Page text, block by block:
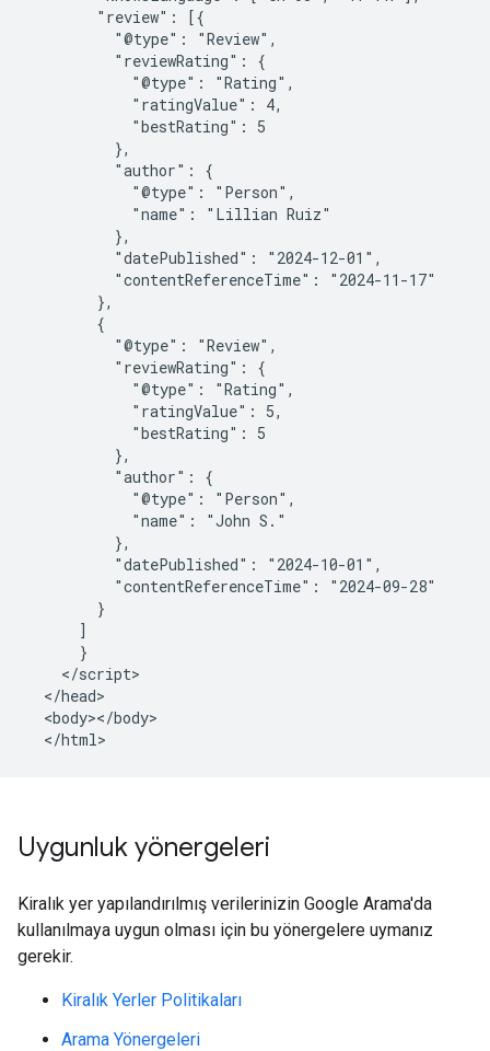
        "review": [{
          "@type": "Review",
          "reviewRating": {
            "@type": "Rating",
            "ratingValue": 4,
            "bestRating": 5
          },
          "author": {
            "@type": "Person",
            "name": "Lillian Ruiz"
          },
          "datePublished": "2024-12-01",
          "contentReferenceTime": "2024-11-17"
        },
        {
          "@type": "Review",
          "reviewRating": {
            "@type": "Rating",
            "ratingValue": 5,
            "bestRating": 5
          },
          "author": {
            "@type": "Person",
            "name": "John S."
          },
          "datePublished": "2024-10-01",
          "contentReferenceTime": "2024-09-28"
        }
      ]
      }
    </script>
  </head>
  <body></body>
  </html>
Uygunluk yönergeleri
Kiralık yer yapılandırılmış verilerinizin Google Arama'da
kullanılmaya uygun olması için bu yönergelere uymanız
gerekir.
Kiralık Yerler Politikaları
Arama Yönergeleri